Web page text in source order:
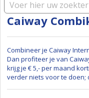
Startpagina oplossing
Caiway
Combineer je Caiway
Dan profiteer je van
krijg je € 5,- per maand
verder niets voor te doen;